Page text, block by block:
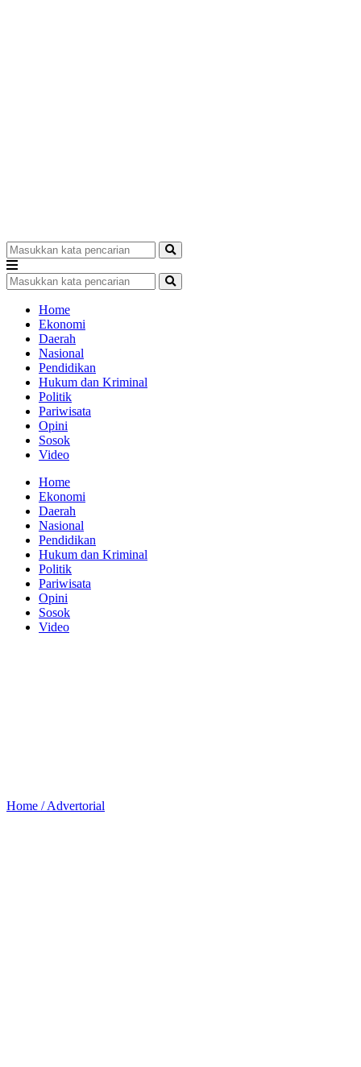
Home
Ekonomi
Daerah
Nasional
Pendidikan
Hukum dan Kriminal
Politik
Pariwisata
Opini
Sosok
Video
Home
Ekonomi
Daerah
Nasional
Pendidikan
Hukum dan Kriminal
Politik
Pariwisata
Opini
Sosok
Video
Home /Advertorial